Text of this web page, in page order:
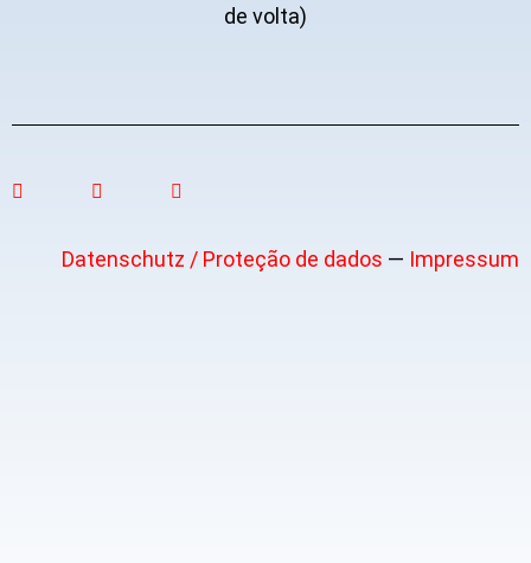
de volta)
Datenschutz / Proteção de dados — Impressum